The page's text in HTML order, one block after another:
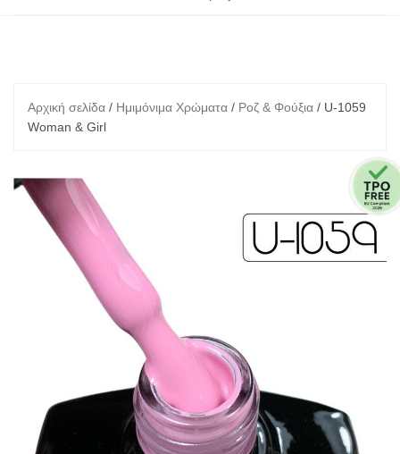
Αρχική σελίδα / Ημιμόνιμα Χρώματα / Ροζ & Φούξια / U-1059
Woman & Girl